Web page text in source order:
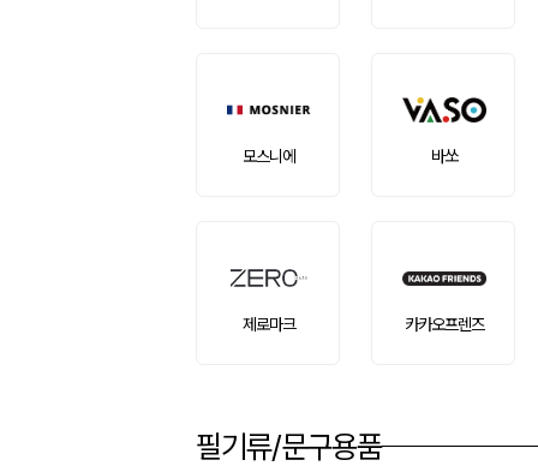
모스니에 바쏘
제로마크 카카오프렌즈
필기류/문구용품